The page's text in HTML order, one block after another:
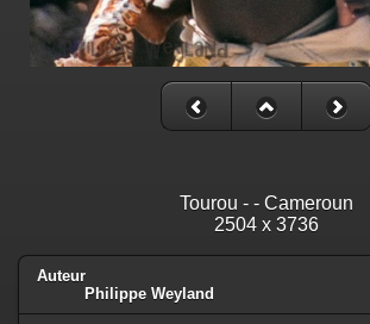
Tourou - - Cameroun
2504 x 3736
Auteur
Philippe Weyland